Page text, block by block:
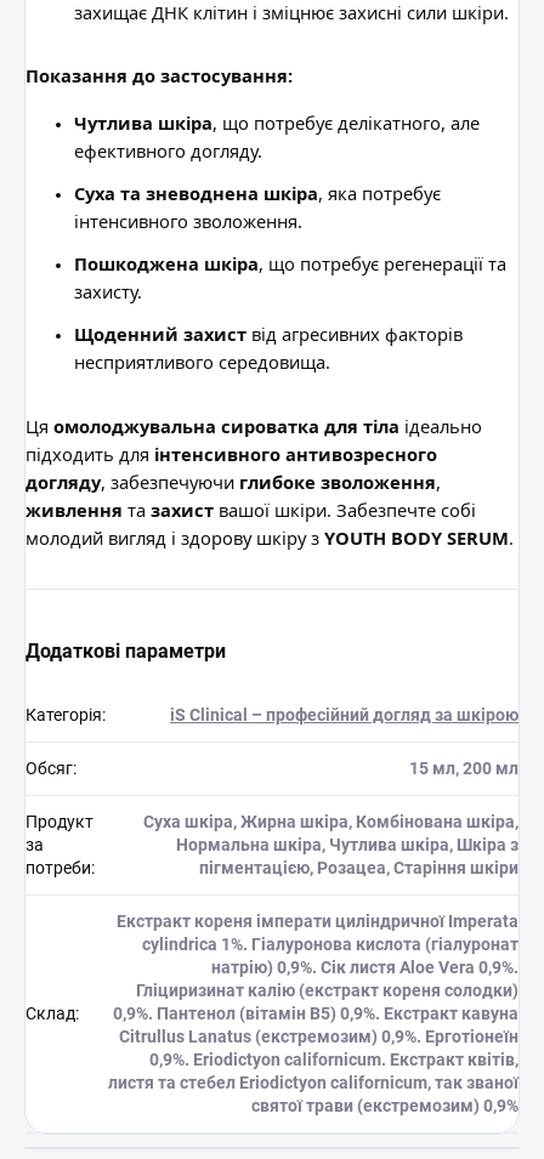
захищає ДНК клітин і зміцнює захисні сили шкіри.
Показання до застосування:
Чутлива шкіра, що потребує делікатного, але
ефективного догляду.
Суха та зневоднена шкіра, яка потребує
інтенсивного зволоження.
Пошкоджена шкіра, що потребує регенерації та
захисту.
Щоденний захист від агресивних факторів
несприятливого середовища.
Ця омолоджувальна сироватка для тіла ідеально
підходить для інтенсивного антивозресного
догляду, забезпечуючи глибоке зволоження,
живлення та захист вашої шкіри. Забезпечте собі
молодий вигляд і здорову шкіру з YOUTH BODY SERUM.
Додаткові параметри
Категорія: iS Clinical – професійний догляд за шкірою
Обсяг: 15 мл, 200 мл
Продукт
за
потреби:
Суха шкіра, Жирна шкіра, Комбінована шкіра,
Нормальна шкіра, Чутлива шкіра, Шкіра з
пігментацією, Розацеа, Старіння шкіри
Склад:
Екстракт кореня імперати циліндричної Imperata
cylindrica 1%. Гіалуронова кислота (гіалуронат
натрію) 0,9%. Сік листя Aloe Vera 0,9%.
Гліциризинат калію (екстракт кореня солодки)
0,9%. Пантенол (вітамін B5) 0,9%. Екстракт кавуна
Citrullus Lanatus (екстремозим) 0,9%. Ерготіонеїн
0,9%. Eriodictyon californicum. Екстракт квітів,
листя та стебел Eriodictyon californicum, так званої
святої трави (екстремозим) 0,9%